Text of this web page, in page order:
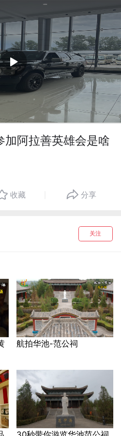
加阿拉善英雄会是啥
收藏 分享
关注
航拍华池-范公祠